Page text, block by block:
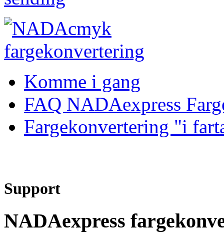
Komme i gang
FAQ NADAexpress
Fargekonvertering "i
Support
NADAexpress